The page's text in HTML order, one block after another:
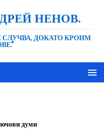
НЕНОВ.
СЛУЧВА, ДОКАТО КРОИМ
думи